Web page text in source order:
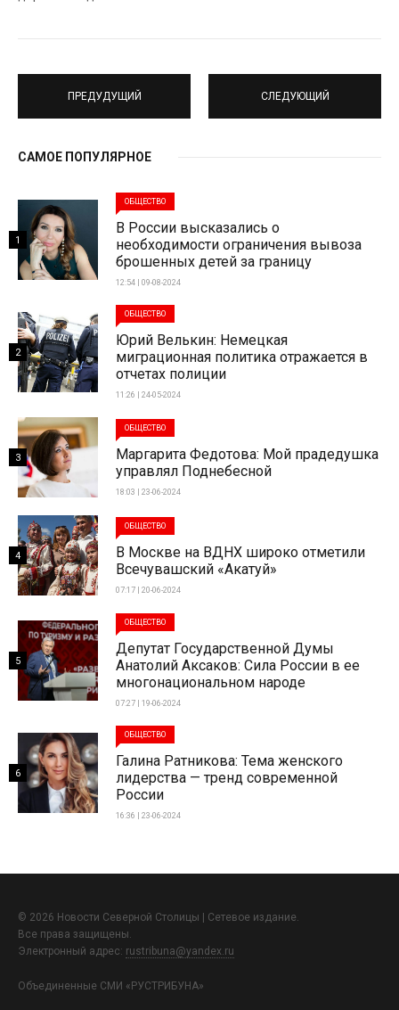
ПРЕДУДУЩИЙ СЛЕДУЮЩИЙ
САМОЕ ПОПУЛЯРНОЕ
ОБЩЕСТВО
В России высказались о
необходимости ограничения вывоза
брошенных детей за границу
12:54 | 09-08-2024
1
ОБЩЕСТВО
Юрий Велькин: Немецкая
миграционная политика отражается в
отчетах полиции
11:26 | 24-05-2024
2
ОБЩЕСТВО
Маргарита Федотова: Мой прадедушка
управлял Поднебесной
18:03 | 23-06-2024
3
ОБЩЕСТВО
В Москве на ВДНХ широко отметили
Всечувашский «Акатуй»
07:17 | 20-06-2024
4
ОБЩЕСТВО
Депутат Государственной Думы
Анатолий Аксаков: Сила России в ее
многонациональном народе
07:27 | 19-06-2024
5
ОБЩЕСТВО
Галина Ратникова: Тема женского
лидерства — тренд современной
России
16:36 | 23-06-2024
6
© 2026 Новости Северной Столицы | Сетевое издание.
Все права защищены.
Электронный адрес: rustribuna@yandex.ru
Объединенные СМИ «РУСТРИБУНА»